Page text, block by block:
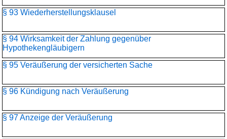
§ 93 Wiederherstellungsklausel
§ 94 Wirksamkeit der Zahlung gegenüber
Hypothekengläubigern
§ 95 Veräußerung der versicherten Sache
§ 96 Kündigung nach Veräußerung
§ 97 Anzeige der Veräußerung